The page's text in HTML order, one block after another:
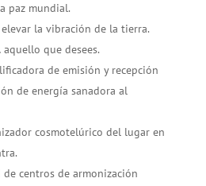
paz mundial.
la vibración de la tierra.
que desees.
de emisión y recepción
de energía sanadora al
cosmotelúrico del lugar en
de centros de armonización